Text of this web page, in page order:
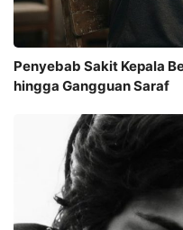
Penyebab Sakit Kepala
hingga Gangguan Saraf